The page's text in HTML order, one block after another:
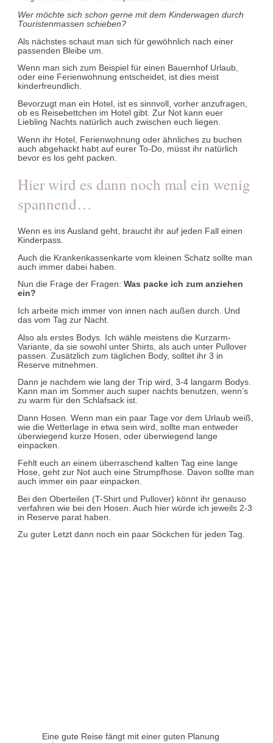
Wer möchte sich schon gerne mit dem Kinderwagen durch
Touristenmassen schieben?
Als nächstes schaut man sich für gewöhnlich nach einer
passenden Bleibe um.
Wenn man sich zum Beispiel für einen Bauernhof Urlaub,
oder eine Ferienwohnung entscheidet, ist dies meist
kinderfreundlich.
Bevorzugt man ein Hotel, ist es sinnvoll, vorher anzufragen,
ob es Reisebettchen im Hotel gibt. Zur Not kann euer
Liebling Nachts natürlich auch zwischen euch liegen.
Wenn ihr Hotel, Ferienwohnung oder ähnliches zu buchen
auch abgehackt habt auf eurer To-Do, müsst ihr natürlich
bevor es los geht packen.
Hier wird es dann noch mal ein wenig
spannend…
Wenn es ins Ausland geht, braucht ihr auf jeden Fall einen
Kinderpass.
Auch die Krankenkassenkarte vom kleinen Schatz sollte man
auch immer dabei haben.
Nun die Frage der Fragen:Was packe ich zum anziehen
ein?
Ich arbeite mich immer von innen nach außen durch. Und
das vom Tag zur Nacht.
Also als erstes Bodys. Ich wähle meistens die Kurzarm-
Variante, da sie sowohl unter Shirts, als auch unter Pullover
passen. Zusätzlich zum täglichen Body, solltet ihr 3 in
Reserve mitnehmen.
Dann je nachdem wie lang der Trip wird, 3-4 langarm Bodys.
Kann man im Sommer auch super nachts benutzen, wenn’s
zu warm für den Schlafsack ist.
Dann Hosen. Wenn man ein paar Tage vor dem Urlaub weiß,
wie die Wetterlage in etwa sein wird, sollte man entweder
überwiegend kurze Hosen, oder überwiegend lange
einpacken.
Fehlt euch an einem überraschend kalten Tag eine lange
Hose, geht zur Not auch eine Strumpfhose. Davon sollte man
auch immer ein paar einpacken.
Bei den Oberteilen (T-Shirt und Pullover) könnt ihr genauso
verfahren wie bei den Hosen. Auch hier würde ich jeweils 2-3
in Reserve parat haben.
Zu guter Letzt dann noch ein paar Söckchen für jeden Tag.
Eine gute Reise fängt mit einer guten Planung